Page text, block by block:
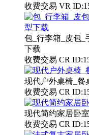
收费交易 VR
包_行李箱_皮包_
下载
收费交易 CR
现代户外桌椅_餐
收费交易 CR
现代简约家居卧
收费交易 CR